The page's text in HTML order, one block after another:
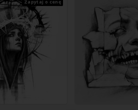
Zapytaj o cenę